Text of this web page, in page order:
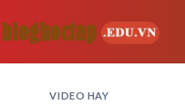
VIDEO HAY